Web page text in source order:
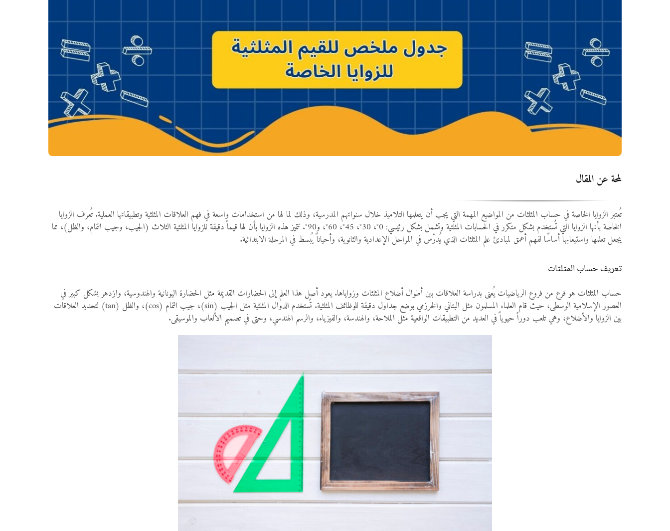
لمحة عن المقال
تُعتبر الزوايا الخاصة في حساب المثلثات من المواضيع المهمة التي يجب أن يتعلمها التلاميذ خلال سنواتهم المدرسية، وذلك لما لها من استخدامات واسعة في فهم العلاقات المثلثية وتطبيقاتها العملية. تُعرف الزوايا
الخاصة بأنها الزوايا التي تُستخدم بشكل متكرر في الحسابات المثلثية وتشمل بشكل رئيسي: 0°، 30°، 45°، 60°، و90°. تتميز هذه الزوايا بأن لها قيماً دقيقة للزوايا المثلثية الثلاث (الجيب، وجيب التمام، والظل)، مما
يجعل تعلمها واستيعابها أساسًا لفهم أعمق لمبادئ علم المثلثات الذي يُدرّس في المراحل الإعدادية والثانوية، وأحياناً يُبسط في المرحلة الابتدائية.
تعريف حساب المثلثات
حساب المثلثات هو فرع من فروع الرياضيات يُعنى بدراسة العلاقات بين أطوال أضلاع المثلثات وزواياها. يعود أصل هذا العلم إلى الحضارات القديمة مثل الحضارة اليونانية والهندوسية، وازدهر بشكل كبير في
العصور الإسلامية الوسطى، حيث قام العلماء المسلمون مثل البتاني والخرزمي بوضع جداول دقيقة للوظائف المثلثية. تُستخدم الدوال المثلثية مثل الجيب (sin)، جيب التمام (cos)، والظل (tan) لتحديد العلاقات
بين الزوايا والأضلاع، وهي تلعب دوراً حيوياً في العديد من التطبيقات الواقعية مثل الملاحة، والهندسة، والفيزياء، والرسم الهندسي، وحتى في تصميم الألعاب والموسيقى.